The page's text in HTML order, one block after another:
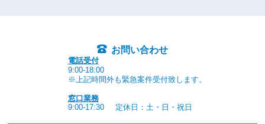
お問い合わせ
電話受付
9:00-18:00
※上記時間外も緊急案件受付致します。
窓口業務
9:00-17:30
定休日：土・日・祝日